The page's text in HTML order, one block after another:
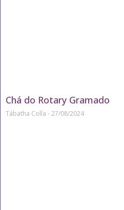
Chá do Rotary Gramado
Tábatha Colla 27/08/2024